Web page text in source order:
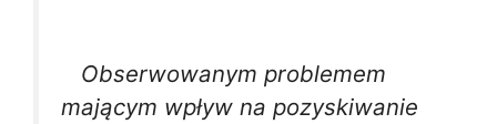
Obserwowanym problemem
mającym wpływ na pozyskiwanie